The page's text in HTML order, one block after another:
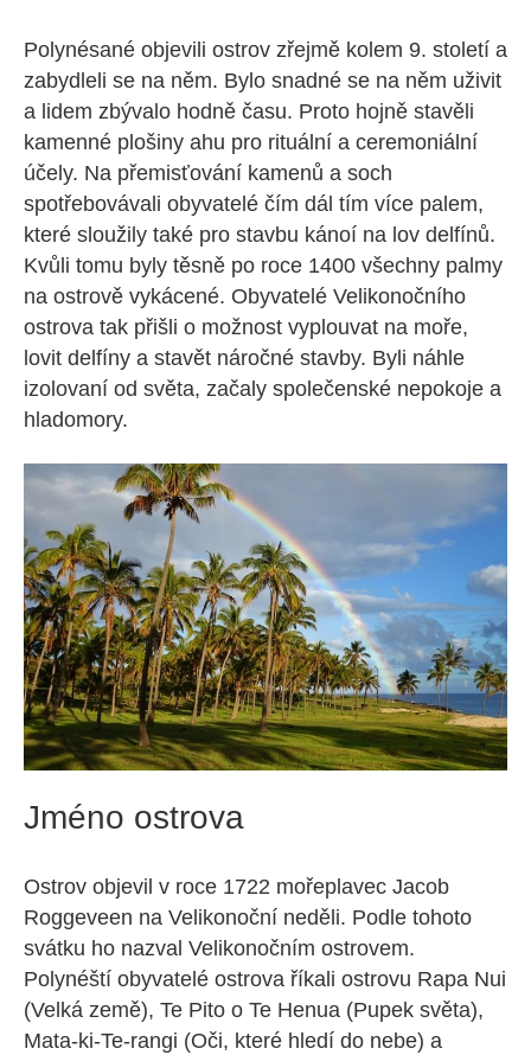
Polynésané objevili ostrov zřejmě kolem 9. století a
zabydleli se na něm. Bylo snadné se na něm uživit
a lidem zbývalo hodně času. Proto hojně stavěli
kamenné plošiny ahu pro rituální a ceremoniální
účely. Na přemisťování kamenů a soch
spotřebovávali obyvatelé čím dál tím více palem,
které sloužily také pro stavbu kánoí na lov delfínů.
Kvůli tomu byly těsně po roce 1400 všechny palmy
na ostrově vykácené. Obyvatelé Velikonočního
ostrova tak přišli o možnost vyplouvat na moře,
lovit delfíny a stavět náročné stavby. Byli náhle
izolovaní od světa, začaly společenské nepokoje a
hladomory.
Jméno ostrova
Ostrov objevil v roce 1722 mořeplavec Jacob
Roggeveen na Velikonoční neděli. Podle tohoto
svátku ho nazval Velikonočním ostrovem.
Polynéští obyvatelé ostrova říkali ostrovu Rapa Nui
(Velká země), Te Pito o Te Henua (Pupek světa),
Mata-ki-Te-rangi (Oči, které hledí do nebe) a